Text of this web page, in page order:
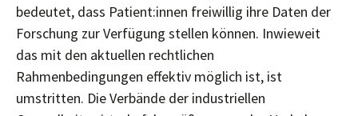
bedeutet, dass Patient:innen freiwillig ihre Daten der
Forschung zur Verfügung stellen können. Inwieweit
das mit den aktuellen rechtlichen
Rahmenbedingungen effektiv möglich ist, ist
umstritten. Die Verbände der industriellen